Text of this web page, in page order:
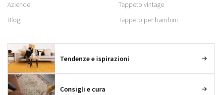
Aziende
Blog
Tappeto vintage
Tappeto per bambini
Tendenze e ispirazioni
Consigli e cura